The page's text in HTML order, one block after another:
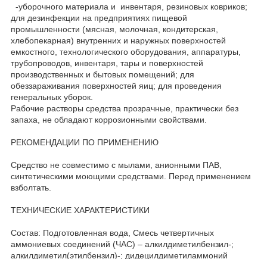
-уборочного материала и инвентаря, резиновых ковриков;
для дезинфекции на предприятиях пищевой
промышленности (мясная, молочная, кондитерская,
хлебопекарная) внутренних и наружных поверхностей
емкостного, технологического оборудования, аппаратуры,
трубопроводов, инвентаря, тары и поверхностей
производственных и бытовых помещений; для
обеззараживания поверхностей яиц; для проведения
генеральных уборок.
Рабочие растворы средства прозрачные, практически без
запаха, не обладают коррозионными свойствами.
РЕКОМЕНДАЦИИ ПО ПРИМЕНЕНИЮ
Средство не совместимо с мылами, анионными ПАВ,
синтетическими моющими средствами. Перед применением
взболтать.
ТЕХНИЧЕСКИЕ ХАРАКТЕРИСТИКИ
Состав: Подготовленная вода, Смесь четвертичных
аммониевых соединений (ЧАС) – алкилдиметилбензил-;
алкилдиметил(этилбензил)-; дидецилдиметиламмоний